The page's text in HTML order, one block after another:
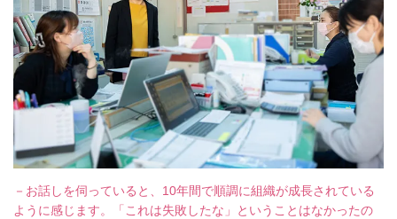
－お話しを伺っていると、10年間で順調に組織が成長されている
ように感じます。「これは失敗したな」ということはなかったの